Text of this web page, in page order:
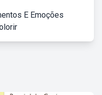
E Emoções